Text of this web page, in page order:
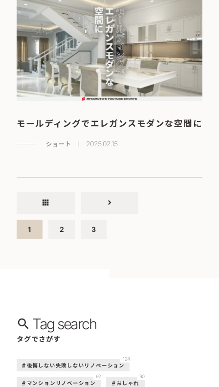
モールディングでエレガンスモダンな空間に
ショート 2025.02.15
apps chevron_right
1 2 3
Tag search
タグでさがす
後悔しない失敗しないリノベーション
124
マンションリノベーション
92
おしゃれ
90